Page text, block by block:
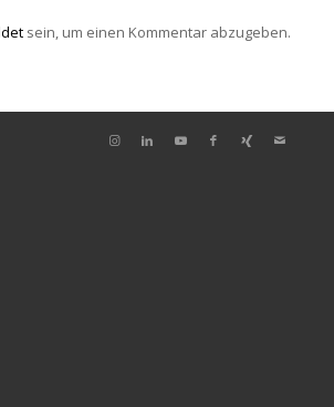
sein, um einen Kommentar abzugeben.